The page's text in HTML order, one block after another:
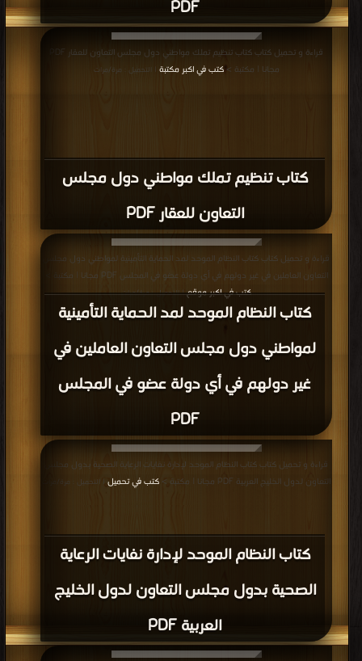
PDF
كتاب تنظيم تملك مواطني دول مجلس
التعاون للعقار PDF
قراءة و تحميل كتاب كتاب تنظيم تملك مواطني دول مجلس التعاون للعقار PDF
مجانا | مكتبة >كتب في اكبر مكتبة | التحميل : مرة/مرات
كتاب النظام الموحد لمد الحماية التأمينية
لمواطني دول مجلس التعاون العاملين في
غير دولهم في أي دولة عضو في المجلس
PDF
قراءة و تحميل كتاب كتاب النظام الموحد لمد الحماية التأمينية لمواطني دول مجلس
التعاون العاملين في غير دولهم في أي دولة عضو في المجلس PDF مجانا | مكتبة >
كتب في اكبر موقع| التحميل : مرة/مرات
كتاب النظام الموحد لإدارة نفايات الرعاية
الصحية بدول مجلس التعاون لدول الخليج
العربية PDF
قراءة و تحميل كتاب كتاب النظام الموحد لإدارة نفايات الرعاية الصحية بدول مجلس
التعاون لدول الخليج العربية PDF مجانا | مكتبة >
كتب في تحميل | التحميل : مرة/مرات